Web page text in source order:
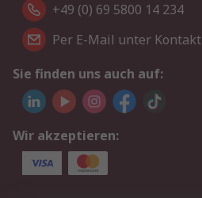
+49 (0) 69 5800 14 234
Per E-Mail unter Kontakt
Sie finden uns auch auf:
Wir akzeptieren: